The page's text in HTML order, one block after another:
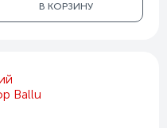
В КОРЗИНУ